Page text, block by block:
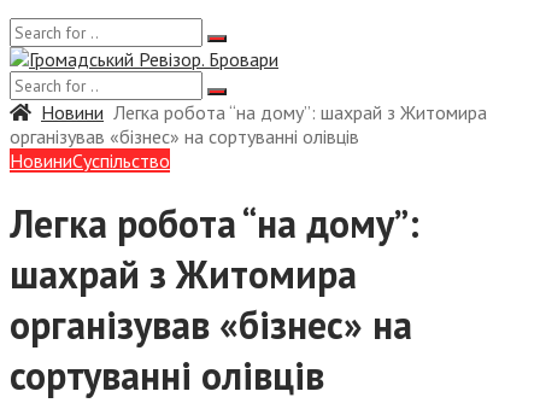
Новини Легка робота “на дому”: шахрай з Житомира
організував «бізнес» на сортуванні олівців
НовиниСуспiльство
Легка робота “на дому”:
шахрай з Житомира
організував «бізнес» на
сортуванні олівців